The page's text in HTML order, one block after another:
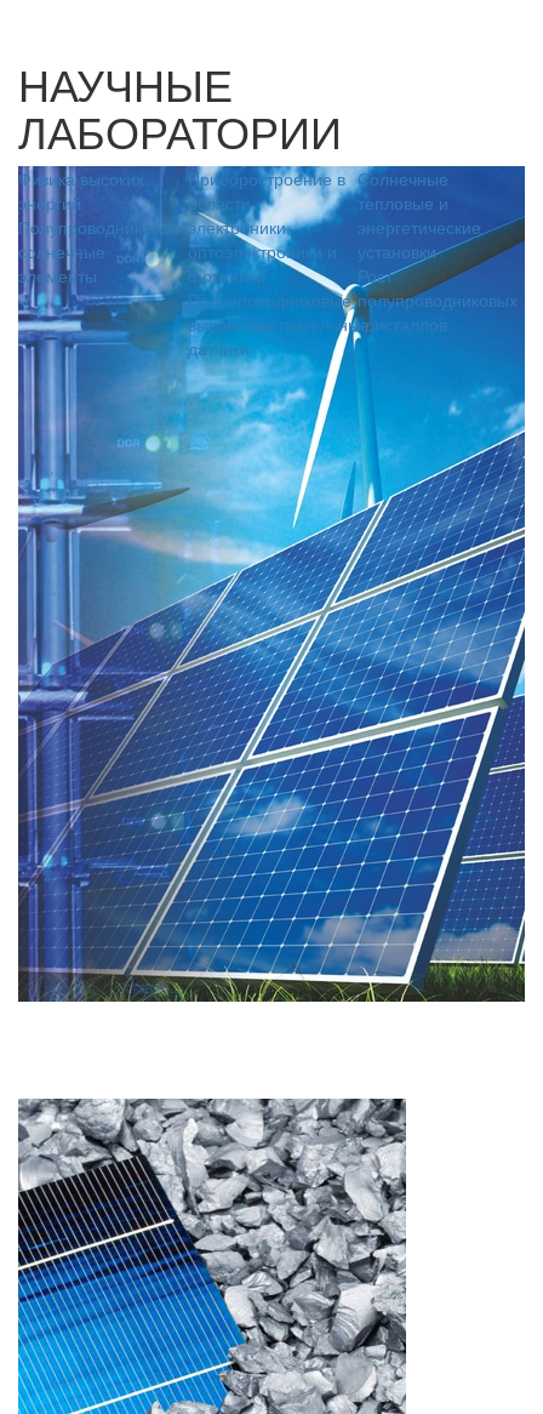
НАУЧНЫЕ
ЛАБОРАТОРИИ
Фотоэлектроника
Теоретическая
физика
Физика высоких
энергий
Полупроводниковые
солнечные
элементы
Приборостроение в
области
электроники,
оптоэлектроники и
фотоники
Полупроводниковые
высокочувствительные